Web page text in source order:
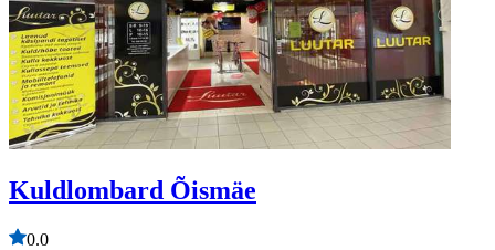
Kuldlombard Õismäe
0.0